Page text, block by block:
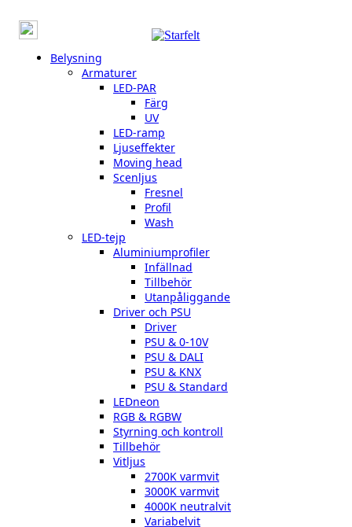
Belysning
Armaturer
LED-PAR
Färg
UV
LED-ramp
Ljuseffekter
Moving head
Scenljus
Fresnel
Profil
Wash
LED-tejp
Aluminiumprofiler
Infällnad
Tillbehör
Utanpåliggande
Driver och PSU
Driver
PSU & 0-10V
PSU & DALI
PSU & KNX
PSU & Standard
LEDneon
RGB & RGBW
Styrning och kontroll
Tillbehör
Vitljus
2700K varmvit
3000K varmvit
4000K neutralvit
Variabelvit